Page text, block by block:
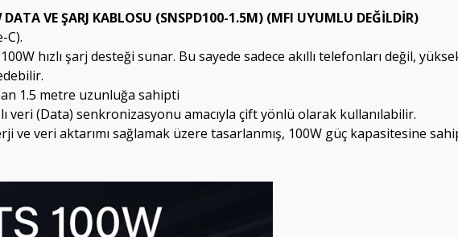
DATA VE ŞARJ KABLOSU (SNSPD100-1.5M) (MFI UYUMLU DEĞİLDİR)
C).
hızlı şarj desteği sunar. Bu sayede sadece akıllı telefonları değil,
1.5 metre uzunluğa sahipti
veri (Data) senkronizasyonu amacıyla çift yönlü olarak kullanılabilir.
ve veri aktarımı sağlamak üzere tasarlanmış, 100W güç kapasitesine